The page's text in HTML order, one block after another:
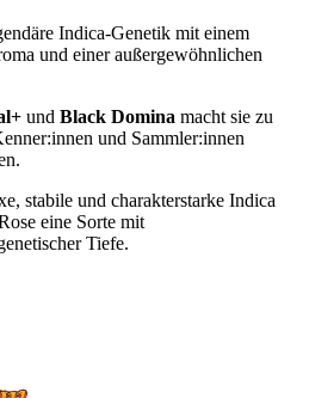
Indica-Genetik mit einem
und einer außergewöhnlichen
und Black Domina macht sie zu
und Sammler:innen
stabile und charakterstarke Indica
eine Sorte mit
Tiefe.